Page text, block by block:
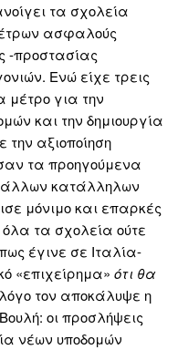
τα σχολεία
ασφαλούς
-προστασίας
Ενώ είχε τρεις
μέτρο για την
και την δημιουργία
αξιοποίηση
τα προηγούμενα
άλλων κατάλληλων
μόνιμο και επαρκές
τα σχολεία ούτε
έγινε σε Ιταλία-
«επιχείρημα» ότι θα
τον αποκάλυψε η
οι προσλήψεις
νέων υποδομών